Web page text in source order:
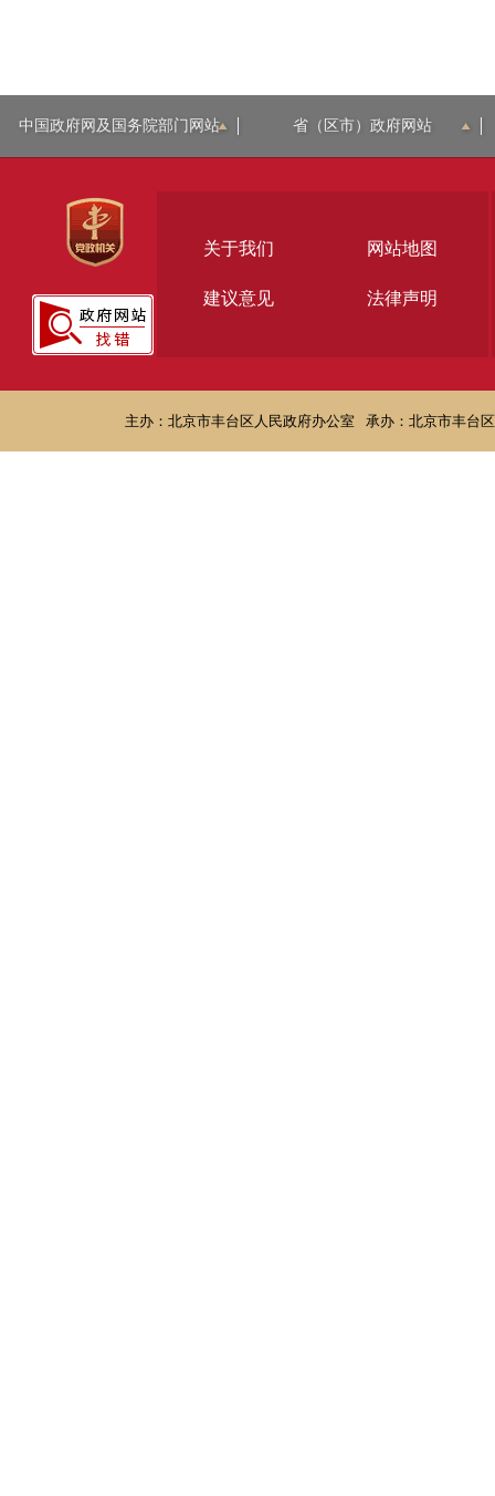
中国政府网及国务院部门网站 省（区市）政府网站
关于我们 网站地图
建议意见 法律声明
主办：北京市丰台区人民政府办公室 承办：北京市丰台